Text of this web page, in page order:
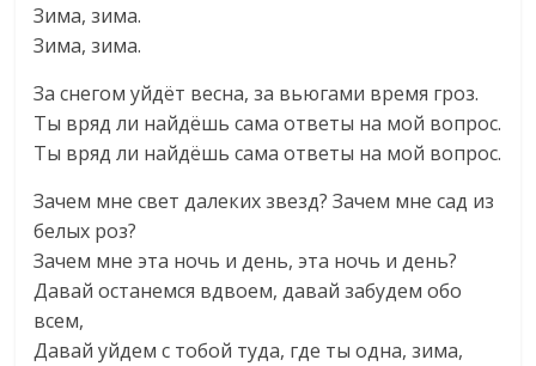
Зима, зима.
Зима, зима.
За снегом уйдёт весна, за вьюгами время гроз.
Ты вряд ли найдёшь сама ответы на мой вопрос.
Ты вряд ли найдёшь сама ответы на мой вопрос.
Зачем мне свет далеких звезд? Зачем мне сад из
белых роз?
Зачем мне эта ночь и день, эта ночь и день?
Давай останемся вдвоем, давай забудем обо
всем,
Давай уйдем с тобой туда, где ты одна, зима,